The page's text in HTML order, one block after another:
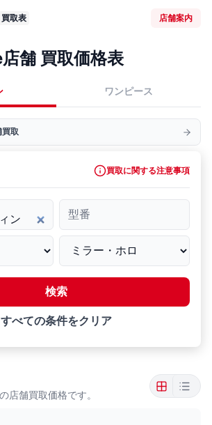
買取表 店舗案内
舗 買取価格表
ワンピース
取
買取に関する注意事項
型番
検索
すべての条件をクリア
店舗買取価格です。